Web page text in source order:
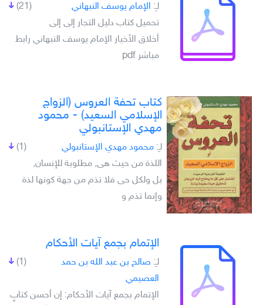
(21) لـِ: الإمام يوسف النبهاني
تحميل كتاب دليل التجار إلى إلى
أخلاق الأخيار الإمام يوسف النبهاني رابط
مباشر pdf
كتاب تحفة العروس (الزواج
الإسلامي السعيد) - محمود
مهدي الإستانبولي
(1) لـِ:محمود مهدي الإستانبولي
اللذة من حيث هى, مطلوبة للإنسان,
بل ولكل حى فلا تذم من جهة كونها لذة
وإنما تذم و
الإتمام بجمع آيات الأحكام
(1) لـِ: صالح بن عبد الله بن حمد
العصيمي
الإتمام بجمع آيات الأحكام: إن أحسن كتابٍ